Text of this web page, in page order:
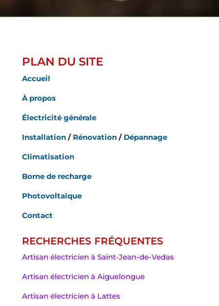
PLAN DU SITE
Accueil
À propos
Électricité générale
Installation/ Rénovation/ Dépannage
Climatisation
Borne de recharge
Photovoltaïque
Contact
RECHERCHES FRÉQUENTES
Artisan électricien à Saint-Jean-de-Vedas
Artisan électricien à Aiguelongue
Artisan électricien à Lattes